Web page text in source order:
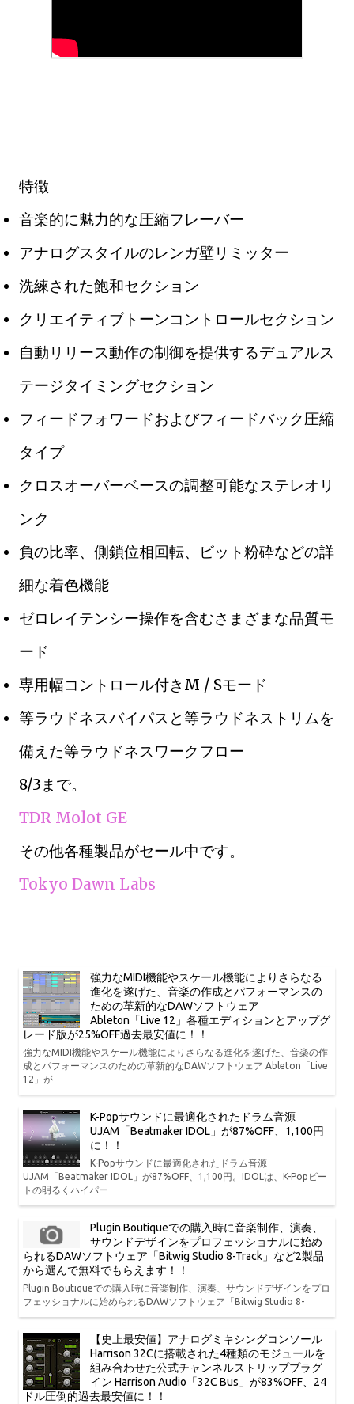
特徴
音楽的に魅力的な圧縮フレーバー
アナログスタイルのレンガ壁リミッター
洗練された飽和セクション
クリエイティブトーンコントロールセクション
自動リリース動作の制御を提供するデュアルス
テージタイミングセクション
フィードフォワードおよびフィードバック圧縮
タイプ
クロスオーバーベースの調整可能なステレオリ
ンク
負の比率、側鎖位相回転、ビット粉砕などの詳
細な着色機能
ゼロレイテンシー操作を含むさまざまな品質モ
ード
専用幅コントロール付きM / Sモード
等ラウドネスバイパスと等ラウドネストリムを
備えた等ラウドネスワークフロー
8/3まで。
TDR Molot GE
その他各種製品がセール中です。
Tokyo Dawn Labs
強力なMIDI機能やスケール機能によりさらなる
進化を遂げた、音楽の作成とパフォーマンスの
ための革新的なDAWソフトウェア
Ableton「Live 12」各種エディションとアップグ
レード版が25%OFF過去最安値に！！
強力なMIDI機能やスケール機能によりさらなる進化を遂げた、音楽の作
成とパフォーマンスのための革新的なDAWソフトウェア Ableton「Live
12」が
K-Popサウンドに最適化されたドラム音源
UJAM「Beatmaker IDOL」が87%OFF、1,100円
に！！
K-Popサウンドに最適化されたドラム音源
UJAM「Beatmaker IDOL」が87%OFF、1,100円。IDOLは、K-Popビー
トの明るくハイパー
Plugin Boutiqueでの購入時に音楽制作、演奏、
サウンドデザインをプロフェッショナルに始め
られるDAWソフトウェア「Bitwig Studio 8-Track」など2製品
から選んで無料でもらえます！！
Plugin Boutiqueでの購入時に音楽制作、演奏、サウンドデザインをプロ
フェッショナルに始められるDAWソフトウェア「Bitwig Studio 8-
【史上最安値】アナログミキシングコンソール
Harrison 32Cに搭載された4種類のモジュールを
組み合わせた公式チャンネルストリッププラグ
イン Harrison Audio「32C Bus」が83%OFF、24
ドル圧倒的過去最安値に！！